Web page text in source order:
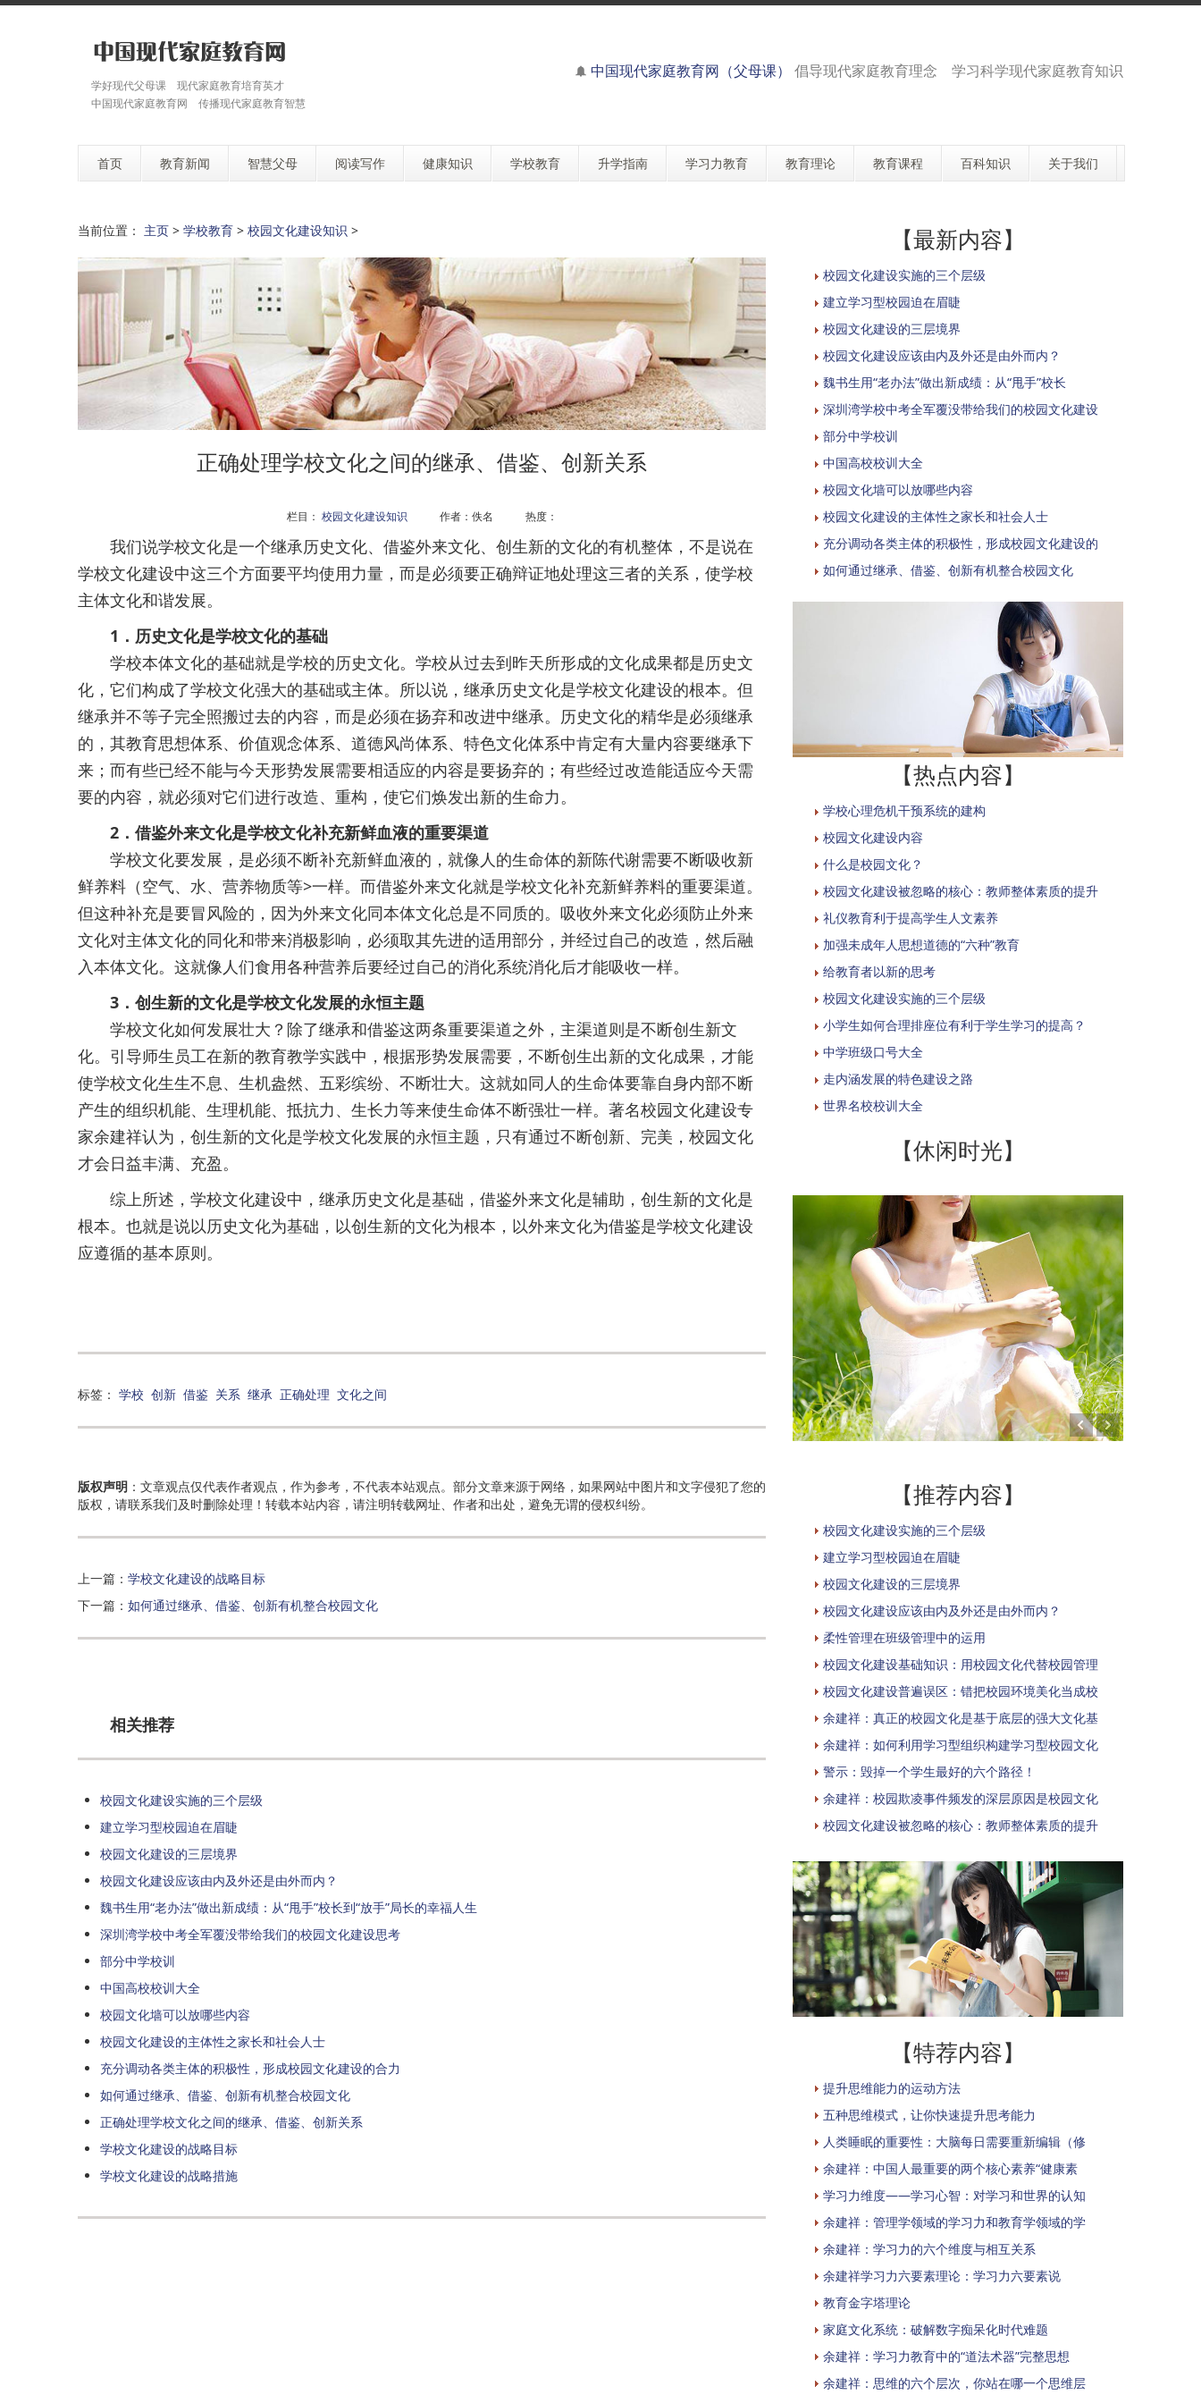
学好现代父母课 现代家庭教育培育英才
中国现代家庭教育网 传播现代家庭教育智慧
中国现代家庭教育网（父母课） 倡导现代家庭教育理念 学习科学现代家庭教育知识
首页 教育新闻 智慧父母 阅读写作 健康知识 学校教育 升学指南 学习力教育 教育理论 教育课程 百科知识 关于我们
当前位置： 主页 > 学校教育 > 校园文化建设知识 >
正确处理学校文化之间的继承、借鉴、创新关系
栏目： 校园文化建设知识 作者：佚名 热度：
我们说学校文化是一个继承历史文化、借鉴外来文化、创生新的文化的有机整体，不是说在
学校文化建设中这三个方面要平均使用力量，而是必须要正确辩证地处理这三者的关系，使学校
主体文化和谐发展。
1．历史文化是学校文化的基础
学校本体文化的基础就是学校的历史文化。学校从过去到昨天所形成的文化成果都是历史文
化，它们构成了学校文化强大的基础或主体。所以说，继承历史文化是学校文化建设的根本。但
继承并不等子完全照搬过去的内容，而是必须在扬弃和改进中继承。历史文化的精华是必须继承
的，其教育思想体系、价值观念体系、道德风尚体系、特色文化体系中肯定有大量内容要继承下
来；而有些已经不能与今天形势发展需要相适应的内容是要扬弃的；有些经过改造能适应今天需
要的内容，就必须对它们进行改造、重构，使它们焕发出新的生命力。
2．借鉴外来文化是学校文化补充新鲜血液的重要渠道
学校文化要发展，是必须不断补充新鲜血液的，就像人的生命体的新陈代谢需要不断吸收新
鲜养料（空气、水、营养物质等>一样。而借鉴外来文化就是学校文化补充新鲜养料的重要渠道。
但这种补充是要冒风险的，因为外来文化同本体文化总是不同质的。吸收外来文化必须防止外来
文化对主体文化的同化和带来消极影响，必须取其先进的适用部分，并经过自己的改造，然后融
入本体文化。这就像人们食用各种营养后要经过自己的消化系统消化后才能吸收一样。
3．创生新的文化是学校文化发展的永恒主题
学校文化如何发展壮大？除了继承和借鉴这两条重要渠道之外，主渠道则是不断创生新文
化。引导师生员工在新的教育教学实践中，根据形势发展需要，不断创生出新的文化成果，才能
使学校文化生生不息、生机盎然、五彩缤纷、不断壮大。这就如同人的生命体要靠自身内部不断
产生的组织机能、生理机能、抵抗力、生长力等来使生命体不断强壮一样。著名校园文化建设专
家余建祥认为，创生新的文化是学校文化发展的永恒主题，只有通过不断创新、完美，校园文化
才会日益丰满、充盈。
综上所述，学校文化建设中，继承历史文化是基础，借鉴外来文化是辅助，创生新的文化是
根本。也就是说以历史文化为基础，以创生新的文化为根本，以外来文化为借鉴是学校文化建设
应遵循的基本原则。
标签： 学校 创新 借鉴 关系 继承 正确处理 文化之间
版权声明 ：文章观点仅代表作者观点，作为参考，不代表本站观点。部分文章来源于网络，如果网站中图片和文字侵犯了您的
版权，请联系我们及时删除处理！转载本站内容，请注明转载网址、作者和出处，避免无谓的侵权纠纷。
上一篇： 学校文化建设的战略目标
下一篇： 如何通过继承、借鉴、创新有机整合校园文化
相关推荐
校园文化建设实施的三个层级
建立学习型校园迫在眉睫
校园文化建设的三层境界
校园文化建设应该由内及外还是由外而内？
魏书生用“老办法”做出新成绩：从“甩手”校长到“放手”局长的幸福人生
深圳湾学校中考全军覆没带给我们的校园文化建设思考
部分中学校训
中国高校校训大全
校园文化墙可以放哪些内容
校园文化建设的主体性之家长和社会人士
充分调动各类主体的积极性，形成校园文化建设的合力
如何通过继承、借鉴、创新有机整合校园文化
正确处理学校文化之间的继承、借鉴、创新关系
学校文化建设的战略目标
学校文化建设的战略措施
【最新内容】
校园文化建设实施的三个层级
建立学习型校园迫在眉睫
校园文化建设的三层境界
校园文化建设应该由内及外还是由外而内？
魏书生用“老办法”做出新成绩：从“甩手”校长
深圳湾学校中考全军覆没带给我们的校园文化建设
部分中学校训
中国高校校训大全
校园文化墙可以放哪些内容
校园文化建设的主体性之家长和社会人士
充分调动各类主体的积极性，形成校园文化建设的
如何通过继承、借鉴、创新有机整合校园文化
【热点内容】
学校心理危机干预系统的建构
校园文化建设内容
什么是校园文化？
校园文化建设被忽略的核心：教师整体素质的提升
礼仪教育利于提高学生人文素养
加强未成年人思想道德的“六种”教育
给教育者以新的思考
校园文化建设实施的三个层级
小学生如何合理排座位有利于学生学习的提高？
中学班级口号大全
走内涵发展的特色建设之路
世界名校校训大全
【休闲时光】
【推荐内容】
校园文化建设实施的三个层级
建立学习型校园迫在眉睫
校园文化建设的三层境界
校园文化建设应该由内及外还是由外而内？
柔性管理在班级管理中的运用
校园文化建设基础知识：用校园文化代替校园管理
校园文化建设普遍误区：错把校园环境美化当成校
余建祥：真正的校园文化是基于底层的强大文化基
余建祥：如何利用学习型组织构建学习型校园文化
警示：毁掉一个学生最好的六个路径！
余建祥：校园欺凌事件频发的深层原因是校园文化
校园文化建设被忽略的核心：教师整体素质的提升
【特荐内容】
提升思维能力的运动方法
五种思维模式，让你快速提升思考能力
人类睡眠的重要性：大脑每日需要重新编辑（修
余建祥：中国人最重要的两个核心素养“健康素
学习力维度——学习心智：对学习和世界的认知
余建祥：管理学领域的学习力和教育学领域的学
余建祥：学习力的六个维度与相互关系
余建祥学习力六要素理论：学习力六要素说
教育金字塔理论
家庭文化系统：破解数字痴呆化时代难题
余建祥：学习力教育中的“道法术器”完整思想
余建祥：思维的六个层次，你站在哪一个思维层